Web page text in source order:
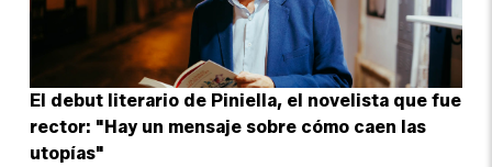
El debut literario de Piniella, el novelista que fue
rector: "Hay un mensaje sobre cómo caen las
utopías"